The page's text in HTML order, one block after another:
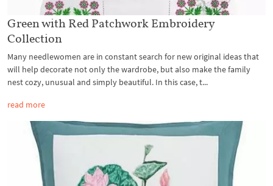
Green with Red Patchwork Embroidery
Collection
Many needlewomen are in constant search for new original ideas that
will help decorate not only the wardrobe, but also make the family
nest cozy, unusual and simply beautiful. In this case, t...
read more